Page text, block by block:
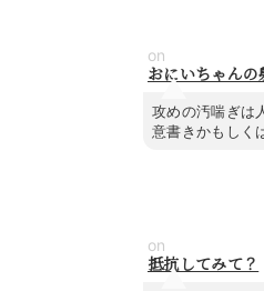
on
おにいちゃんの
攻めの汚喘ぎは
意書きかもしく
on
抵抗してみて？